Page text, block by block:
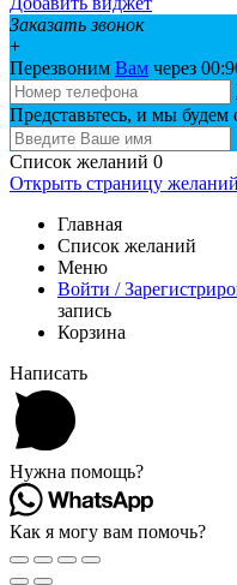
Заказать звонок
+
Перезвоним Вам через 00:
Представьтесь, и мы
Список желаний 0
Открыть страницу желаний
Главная
Список желаний
Меню
Войти /
запись
Корзина
Написать
Нужна помощь?
Как я могу вам помочь?